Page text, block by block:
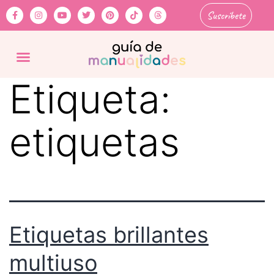
Suscríbete
Etiqueta:
etiquetas
Etiquetas brillantes
multiuso